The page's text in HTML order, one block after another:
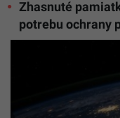
Zhasnuté
potrebu ochrany